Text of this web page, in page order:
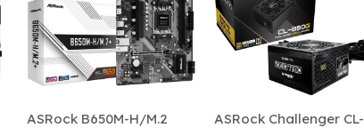
ASRock B650M-H/M.2
ASRock Challenger CL-